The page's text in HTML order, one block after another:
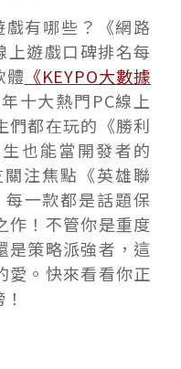
有哪些？《網路
上遊戲口碑排名每
體 《KEYPO大數據
十大熱門PC線上
們都在玩的《勝利
也能當開發者的
注焦點《英雄聯
一款都是話題保
作！不管你是重度
是策略派強者，這
愛。快來看看你正